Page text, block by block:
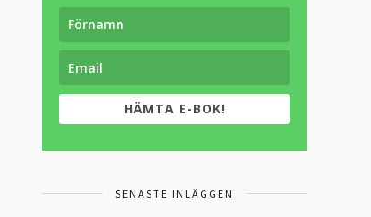
HÄMTA E-BOK!
SENASTE INLÄGGEN